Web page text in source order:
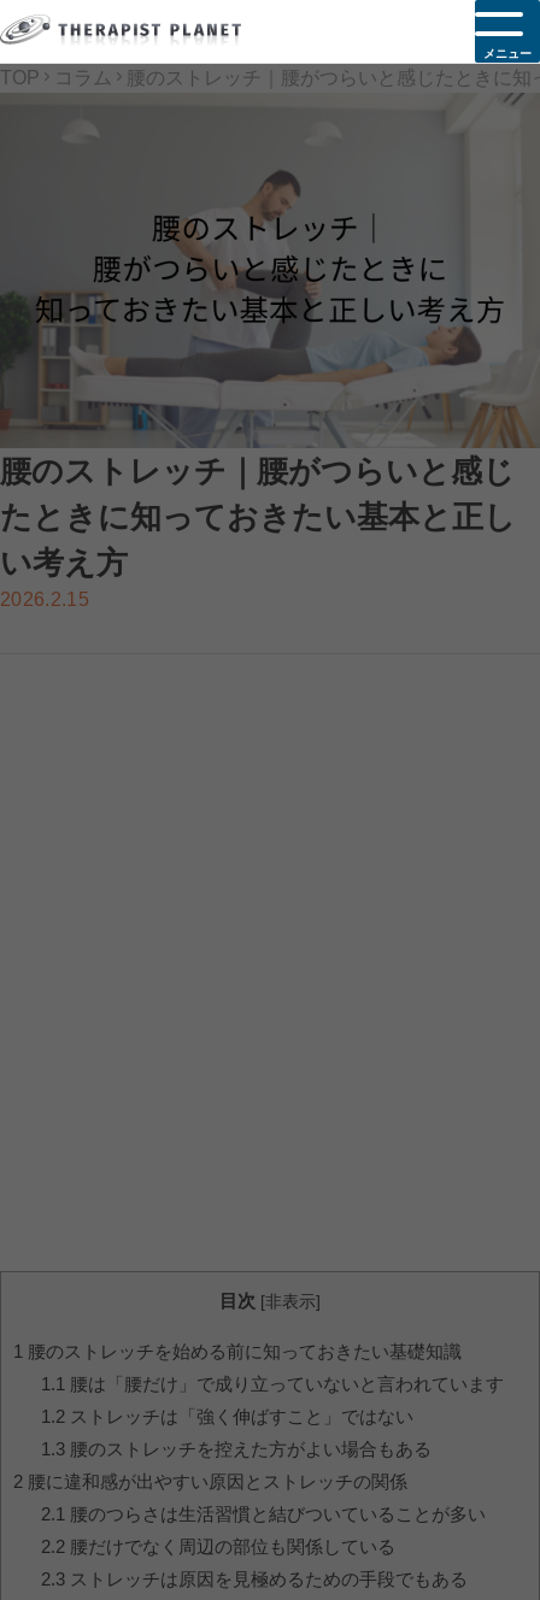
メニュー
TOP コラム 腰のストレッチ｜腰がつらいと感じたときに
腰のストレッチ｜腰がつらいと感じ
たときに知っておきたい基本と正し
い考え方
2026.2.15
目次 [非表示]
1 腰のストレッチを始める前に知っておきたい基礎知識
1.1 腰は「腰だけ」で成り立っていないと言われています
1.2ストレッチは「強く伸ばすこと」ではない
1.3腰のストレッチを控えた方がよい場合もある
2 腰に違和感が出やすい原因とストレッチの関係
2.1 腰のつらさは生活習慣と結びついていることが多い
2.2腰だけでなく周辺の部位も関係している
2.3ストレッチは原因を見極めるための手段でもある